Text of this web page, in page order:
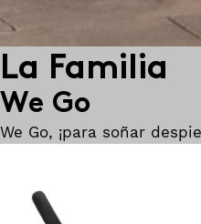
La Familia
We Go
We Go, ¡para soñar